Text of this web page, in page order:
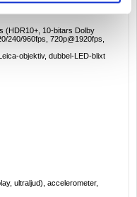
(30 cm - ∞), OIS, 5x optisk
(HDR10+, 10-bitars Dolby
240/960fps, 720p@1920fps,
objektiv, dubbel-LED-blixt
ultraljud), accelerometer,